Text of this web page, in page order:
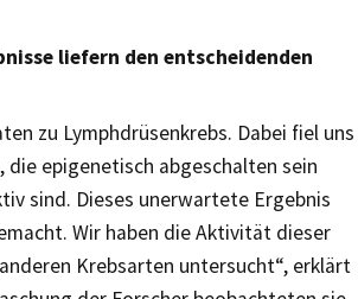
liefern den entscheidenden
zu Lymphdrüsenkrebs. Dabei fiel uns
die epigenetisch abgeschalten sein
sind. Dieses unerwartete Ergebnis
Wir haben die Aktivität dieser
Krebsarten untersucht“, erklärt